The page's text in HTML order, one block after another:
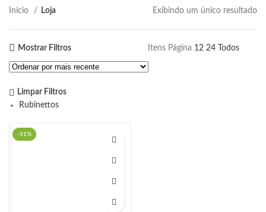
Início Loja Exibindo um único resultado
Mostrar Filtros Itens Página 12 24 Todos
Limpar Filtros
Rubinettos
-51%